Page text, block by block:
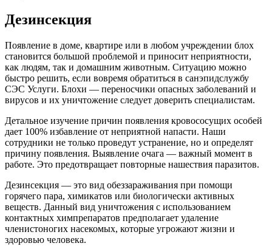
Дезинсекция
Появление в доме, квартире или в любом учреждении блох
становится большой проблемой и приносит неприятности,
как людям, так и домашним животным. Ситуацию можно
быстро решить, если вовремя обратиться в санэпидслужбу
СЭС Услуги. Блохи — переносчики опасных заболеваний и
вирусов и их уничтожение следует доверить специалистам.
Детальное изучение причин появления кровососущих особей
дает 100% избавление от неприятной напасти. Наши
сотрудники не только проведут устранение, но и определят
причину появления. Выявление очага — важный момент в
работе. Это предотвращает повторные нашествия паразитов.
Дезинсекция — это вид обеззараживания при помощи
горячего пара, химикатов или биологически активных
веществ. Данный вид уничтожения с использованием
контактных химпрепаратов предполагает удаление
членистоногих насекомых, которые угрожают жизни и
здоровью человека.